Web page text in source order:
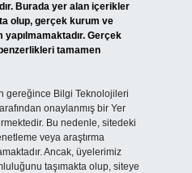
Burada yer alan içerikler
olup, gerçek kurum ve
yapılmamaktadır. Gerçek
tamamen
gereğince Bilgi Teknolojileri
onaylanmış bir Yer
Bu nedenle, sitedeki
veya araştırma
Ancak, üyelerimiz
taşımakta olup, siteye